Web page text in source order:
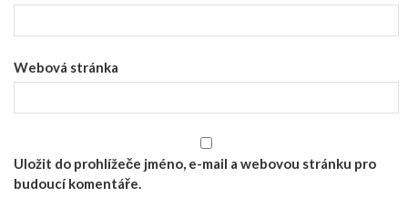
Webová stránka
Uložit do prohlížeče jméno, e-mail a webovou stránku pro
budoucí komentáře.